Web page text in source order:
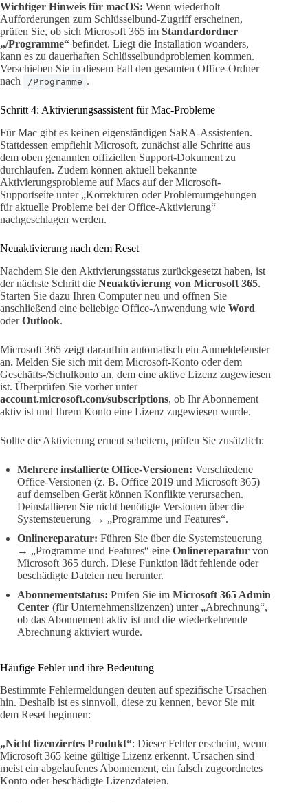
Wichtiger Hinweis für macOS: Wenn wiederholt
Aufforderungen zum Schlüsselbund-Zugriff erscheinen,
prüfen Sie, ob sich Microsoft 365 im Standardordner
„/Programme“ befindet. Liegt die Installation woanders,
kann es zu dauerhaften Schlüsselbundproblemen kommen.
Verschieben Sie in diesem Fall den gesamten Office-Ordner
nach
/Programme .
Schritt 4: Aktivierungsassistent für Mac-Probleme
Für Mac gibt es keinen eigenständigen SaRA-Assistenten.
Stattdessen empfiehlt Microsoft, zunächst alle Schritte aus
dem oben genannten offiziellen Support-Dokument zu
durchlaufen. Zudem können aktuell bekannte
Aktivierungsprobleme auf Macs auf der Microsoft-
Supportseite unter „Korrekturen oder Problemumgehungen
für aktuelle Probleme bei der Office-Aktivierung“
nachgeschlagen werden.
Neuaktivierung nach dem Reset
Nachdem Sie den Aktivierungsstatus zurückgesetzt haben, ist
der nächste Schritt die Neuaktivierung von Microsoft 365.
Starten Sie dazu Ihren Computer neu und öffnen Sie
anschließend eine beliebige Office-Anwendung wie Word
oderOutlook.
Microsoft 365 zeigt daraufhin automatisch ein Anmeldefenster
an. Melden Sie sich mit dem Microsoft-Konto oder dem
Geschäfts-/Schulkonto an, dem eine aktive Lizenz zugewiesen
ist. Überprüfen Sie vorher unter
account.microsoft.com/subscriptions, ob Ihr Abonnement
aktiv ist und Ihrem Konto eine Lizenz zugewiesen wurde.
Sollte die Aktivierung erneut scheitern, prüfen Sie zusätzlich:
Mehrere installierte Office-Versionen: Verschiedene
Office-Versionen (z. B. Office 2019 und Microsoft 365)
auf demselben Gerät können Konflikte verursachen.
Deinstallieren Sie nicht benötigte Versionen über die
Systemsteuerung → „Programme und Features“.
Onlinereparatur: Führen Sie über die Systemsteuerung
→ „Programme und Features“ eine Onlinereparatur von
Microsoft 365 durch. Diese Funktion lädt fehlende oder
beschädigte Dateien neu herunter.
Abonnementstatus: Prüfen Sie im Microsoft 365 Admin
Center (für Unternehmenslizenzen) unter „Abrechnung“,
ob das Abonnement aktiv ist und die wiederkehrende
Abrechnung aktiviert wurde.
Häufige Fehler und ihre Bedeutung
Bestimmte Fehlermeldungen deuten auf spezifische Ursachen
hin. Deshalb ist es sinnvoll, diese zu kennen, bevor Sie mit
dem Reset beginnen:
„Nicht lizenziertes Produkt“: Dieser Fehler erscheint, wenn
Microsoft 365 keine gültige Lizenz erkennt. Ursachen sind
meist ein abgelaufenes Abonnement, ein falsch zugeordnetes
Konto oder beschädigte Lizenzdateien.